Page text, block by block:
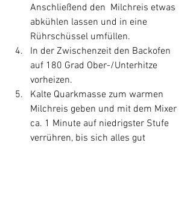
Anschließend den  Milchreis etwas
abkühlen lassen und in eine
Rührschüssel umfüllen.
In der Zwischenzeit den Backofen
auf 180 Grad Ober-/Unterhitze
vorheizen.
Kalte Quarkmasse zum warmen
Milchreis geben und mit dem Mixer
ca. 1 Minute auf niedrigster Stufe
verrühren, bis sich alles gut